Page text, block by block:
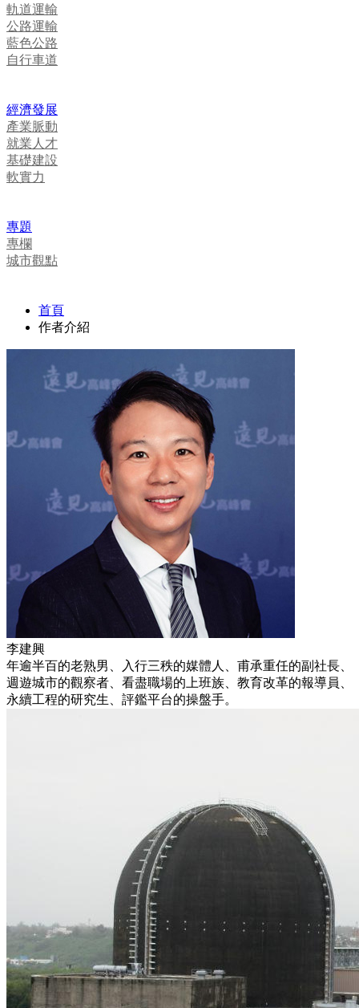
軌道運輸
公路運輸
藍色公路
自行車道
經濟發展
產業脈動
就業人才
基礎建設
軟實力
專題
專欄
城市觀點
首頁
作者介紹
李建興
年逾半百的老熟男、入行三秩的媒體人、甫承重任的副社長、
週遊城市的觀察者、看盡職場的上班族、教育改革的報導員、
永續工程的研究生、評鑑平台的操盤手。